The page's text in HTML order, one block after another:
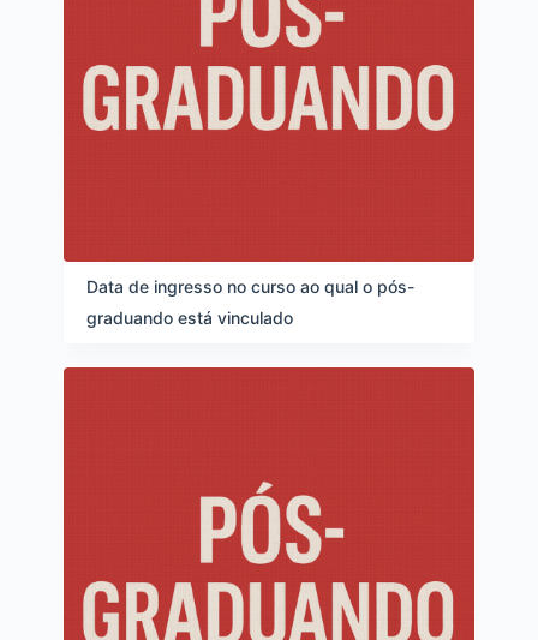
Data de ingresso no curso ao qual o pós-
graduando está vinculado